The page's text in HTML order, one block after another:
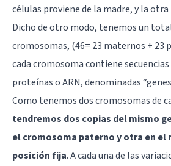
células proviene de la madre, y la
Dicho de otro modo, tenemos un
cromosomas, (46= 23 maternos + 23
cada cromosoma contiene
proteínas o ARN, denominadas
Como tenemos dos cromosomas de
tendremos dos copias del mismo
el cromosoma paterno y otra en el
posición fija. A cada una de las